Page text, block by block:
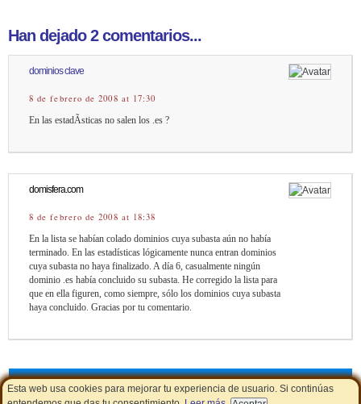
Esta web usa cookies para mejorar tu experiencia de usuario. Si continúas
Han dejado 2 comentarios...
dominios clave
8 de febrero de 2008 at 17:30
En las estadÃ­sticas no salen los .es ?
domisfera.com
8 de febrero de 2008 at 18:38
En la lista se habían colado dominios cuya subasta aún no había
terminado. En las estadísticas lógicamente nunca entran dominios
cuya subasta no haya finalizado. A día 6, casualmente ningún
dominio .es había concluido su subasta. He corregido la lista para
que en ella figuren, como siempre, sólo los dominios cuya subasta
haya concluido. Gracias por tu comentario.
Cupones de descuento Aviso Legal - Política de Cookies |LSSI